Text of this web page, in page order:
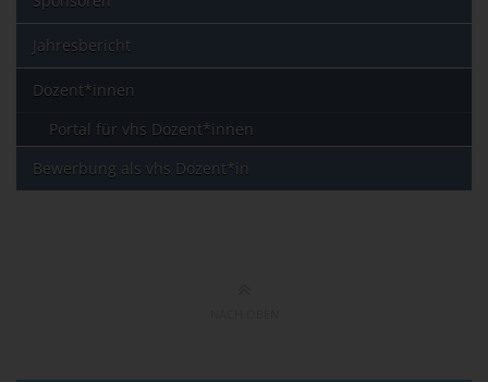
Jahresbericht
Dozent*innen
Portal für vhs Dozent*innen
Bewerbung als vhs Dozent*in